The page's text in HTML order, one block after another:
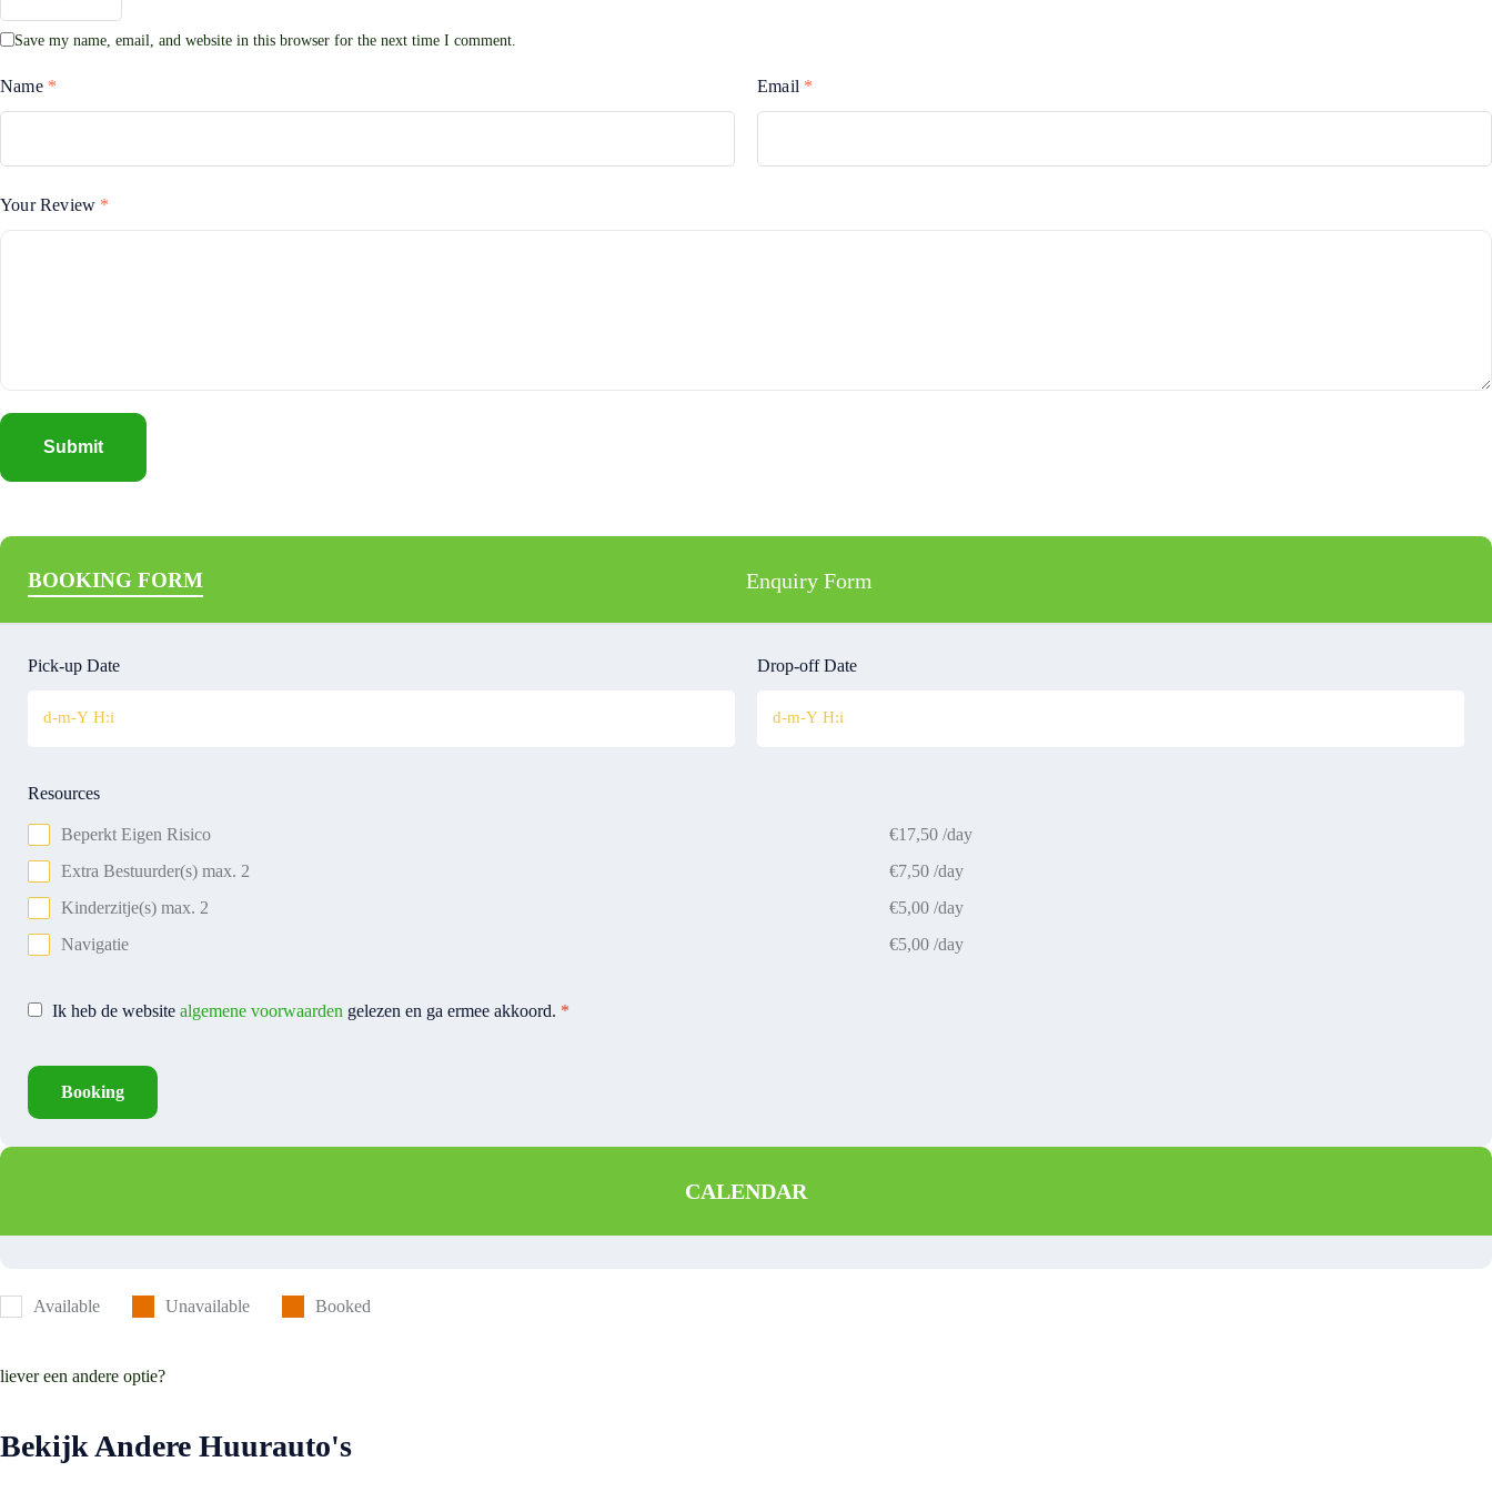
Your Review *
Name * Email *
Save my name, email, and website in this browser for the next time I comment.
BOOKING FORM Enquiry Form
Pick-up Date Drop-off Date
Resources
Beperkt Eigen Risico €17,50 /day
Extra Bestuurder(s) max. 2
€7,50 /day
Kinderzitje(s) max. 2
€5,00 /day
Navigatie
€5,00 /day
Ik heb de website algemene voorwaarden gelezen en ga ermee akkoord. *
Booking
CALENDAR
Available Unavailable Booked
liever een andere optie?
Bekijk Andere Huurauto's